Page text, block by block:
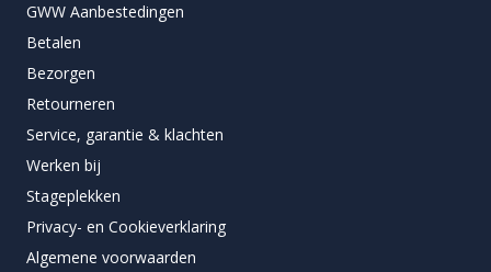
GWW Aanbestedingen
Betalen
Bezorgen
Retourneren
Service, garantie & klachten
Werken bij
Stageplekken
Privacy- en Cookieverklaring
Algemene voorwaarden